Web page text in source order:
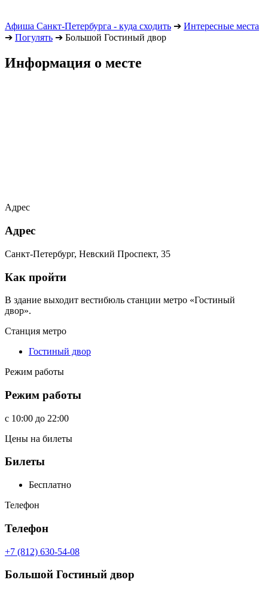
Афиша Санкт-Петербурга - куда сходить ➔ Интересные места
➔ Погулять ➔ Большой Гостиный двор
Информация о месте
Адрес
Адрес
Санкт-Петербург, Невский Проспект, 35
Как пройти
В здание выходит вестибюль станции метро «Гостиный
двор».
Станция метро
Гостиный двор
Режим работы
Режим работы
c 10:00 до 22:00
Цены на билеты
Билеты
Бесплатно
Телефон
Телефон
+7 (812) 630-54-08
Большой Гостиный двор